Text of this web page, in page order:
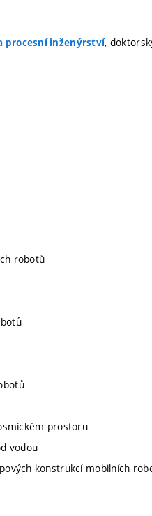
procesní inženýrství,
robotů
prostoru
vodou
konstrukcí mobilních